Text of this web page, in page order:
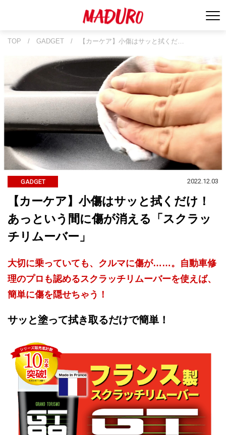
TOP / GADGET / 【カーケア】小傷はサッと拭くだ…
GADGET 2022.12.03
【カーケア】小傷はサッと拭くだけ！
あっという間に傷が消える「スクラッ
チリムーバー」
大切に乗っていても、クルマに傷が……。自動車修
理のプロも認めるスクラッチリムーバーを使えば、
簡単に傷を隠せちゃう！
サッと塗って拭き取るだけで簡単！